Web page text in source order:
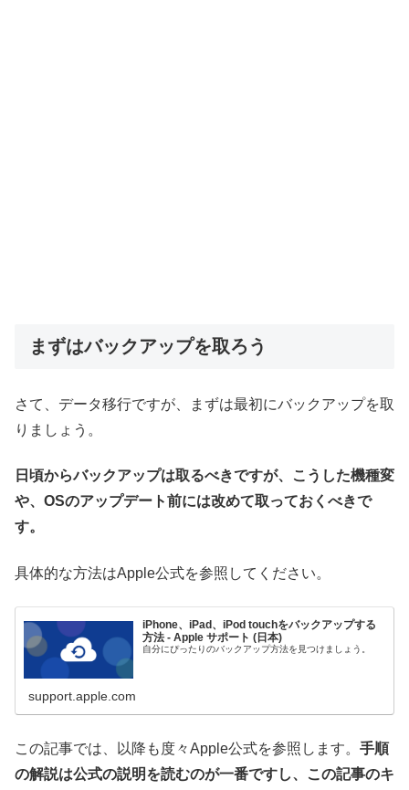
まずはバックアップを取ろう
さて、データ移行ですが、まずは最初にバックアップを取
りましょう。
日頃からバックアップは取るべきですが、こうした機種変
や、OSのアップデート前には改めて取っておくべきで
す。
具体的な方法はApple公式を参照してください。
iPhone、iPad、iPod touchをバックアップする
方法 - Apple サポート (日本)
自分にぴったりのバックアップ方法を見つけましょう。
support.apple.com
この記事では、以降も度々Apple公式を参照します。 手順
の解説は公式の説明を読むのが一番ですし、この記事のキ